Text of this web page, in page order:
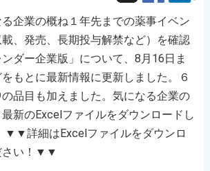
企業の概ね１年先までの薬事イベン
載、発売、長期投与解禁など）を確認
ダー企業版」について、8月16日ま
もとに最新情報に更新しました。６
品目も加えました。気になる企業の
新のExcelファイルをダウンロードし
▼▼詳細はExcelファイルをダウンロ
さい！▼▼